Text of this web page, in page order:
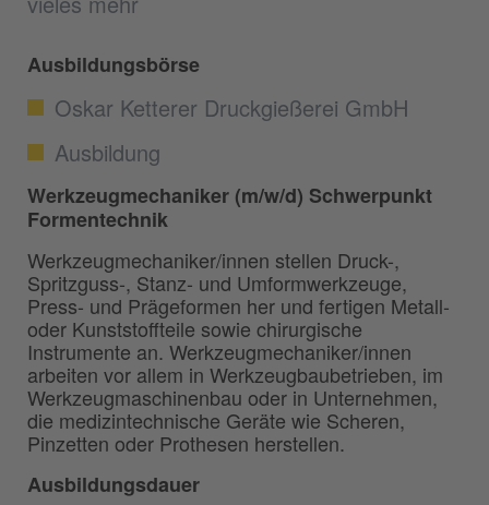
Ausbildungsbörse
Oskar Ketterer Druckgießerei GmbH
Ausbildung
Werkzeugmechaniker (m/w/d) Schwerpunkt
Formentechnik
Werkzeugmechaniker/innen stellen Druck-,
Spritzguss-, Stanz- und Umformwerkzeuge,
Press- und Prägeformen her und fertigen Metall-
oder Kunststoffteile sowie chirurgische
Instrumente an. Werkzeugmechaniker/innen
arbeiten vor allem in Werkzeugbaubetrieben, im
Werkzeugmaschinenbau oder in Unternehmen,
die medizintechnische Geräte wie Scheren,
Pinzetten oder Prothesen herstellen.
Ausbildungsdauer